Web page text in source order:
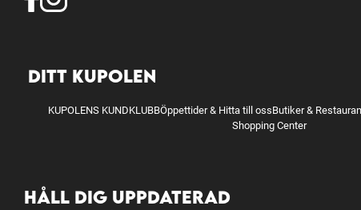
DITT KUPOLEN
KUPOLENS KUNDKLUBBÖppettider & Hitta till ossButiker &
Shopping Center
HÅLL DIG UPPDATERAD